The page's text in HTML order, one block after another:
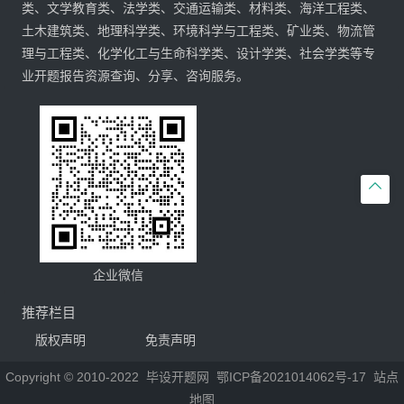

类、文学教育类、法学类、交通运输类、材料类、海洋工程类、
土木建筑类、地理科学类、环境科学与工程类、矿业类、物流管
理与工程类、化学化工与生命科学类、设计学类、社会学类等专
业开题报告资源查询、分享、咨询服务。
企业微信
推荐栏目
版权声明 免责声明
Copyright © 2010-2022 毕设开题网 鄂ICP备2021014062号-17 站点
地图